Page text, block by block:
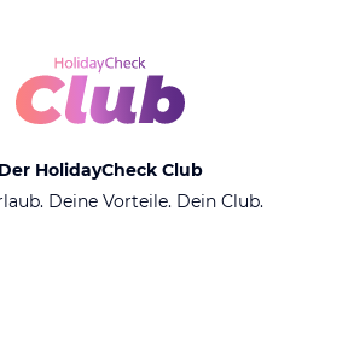
Der HolidayCheck Club
Deine Vorteile. Dein Club.